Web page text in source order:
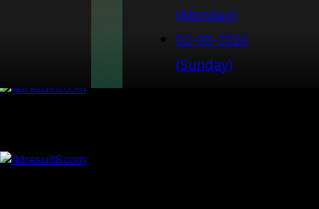
(Monday)
02-08-2026
(Sunday)